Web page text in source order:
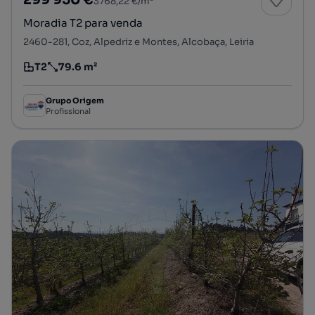
Moradia T2 para venda
2460-281, Coz, Alpedriz e Montes, Alcobaça, Leiria
Tipologia
T2
Preço por metro quadrado
79.6 m²
Grupo Origem
Profissional